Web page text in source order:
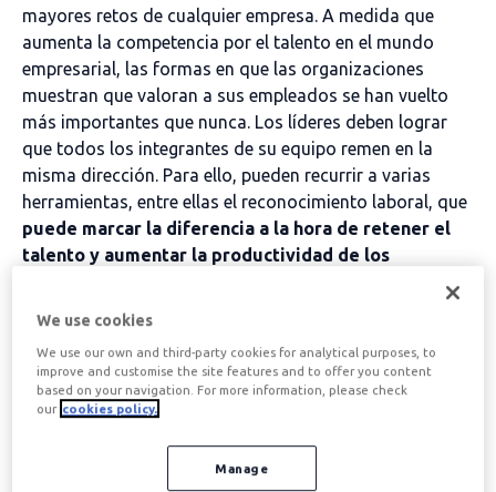
mayores retos de cualquier empresa. A medida que
aumenta la competencia por el talento en el mundo
empresarial, las formas en que las organizaciones
muestran que valoran a sus empleados se han vuelto
más importantes que nunca. Los líderes deben lograr
que todos los integrantes de su equipo remen en la
misma dirección. Para ello, pueden recurrir a varias
herramientas, entre ellas el reconocimiento laboral, que
puede marcar la diferencia a la hora de retener el
talento y aumentar la productividad de los
. El esfuerzo y el trabajo bien hecho deben
ser valorados para que los trabajadores no consideren
general.
Tabla de contenidos
We use cookies
We use our own and third-party cookies for analytical purposes, to
improve and customise the site features and to offer you content
based on your navigation. For more information, please check
our cookies policy.
Manage